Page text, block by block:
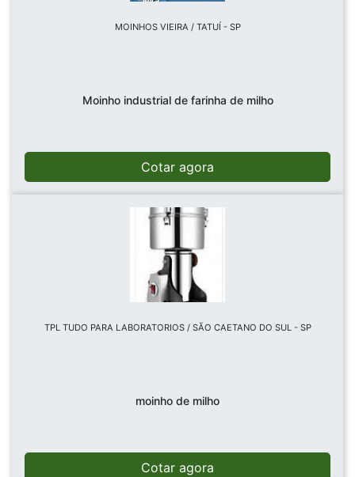
MOINHOS VIEIRA / TATUÍ - SP
Moinho industrial de farinha de milho
Cotar agora
TPL TUDO PARA LABORATORIOS / SÃO CAETANO DO SUL - SP
moinho de milho
Cotar agora